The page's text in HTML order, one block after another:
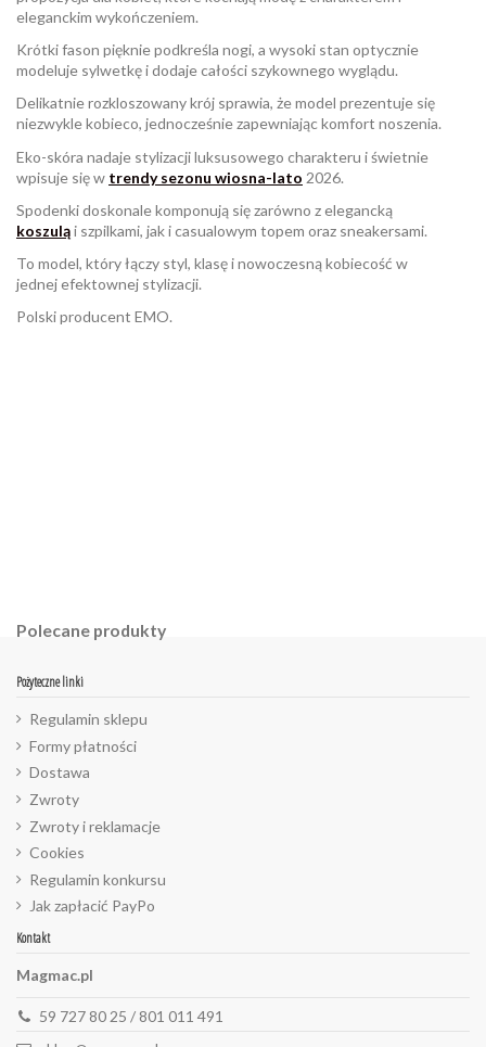
eleganckim wykończeniem.
Krótki fason pięknie podkreśla nogi, a wysoki stan optycznie
modeluje sylwetkę i dodaje całości szykownego wyglądu.
Delikatnie rozkloszowany krój sprawia, że model prezentuje się
niezwykle kobieco, jednocześnie zapewniając komfort noszenia.
Eko-skóra nadaje stylizacji luksusowego charakteru i świetnie
wpisuje się w trendy sezonu wiosna-lato 2026.
Spodenki doskonale komponują się zarówno z elegancką
koszuląi szpilkami, jak i casualowym topem oraz sneakersami.
To model, który łączy styl, klasę i nowoczesną kobiecość w
jednej efektownej stylizacji.
Polski producent EMO.
Polecane produkty
Pożyteczne linki
Regulamin sklepu
Formy płatności
Dostawa
Zwroty
Zwroty i reklamacje
Cookies
Regulamin konkursu
Jak zapłacić PayPo
Kontakt
Magmac.pl
59 727 80 25 / 801 011 491